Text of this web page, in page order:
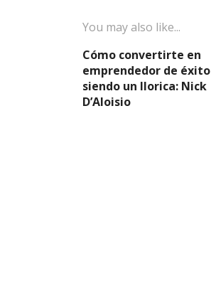
You may also like...
Cómo convertirte en
emprendedor de éxito
siendo un llorica: Nick
D’Aloisio